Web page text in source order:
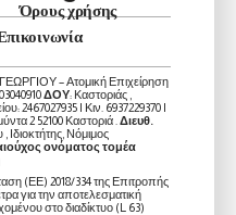
Όρους χρήσης
– Ατομική Επιχείρηση
ΔΟΥ: Καστοριάς ,
2467027935 | Κιν. 6937229370 |
2 52100 Καστοριά . Διευθ.
Νόμιμος
ονόματος τομέα
(ΕΕ) 2018/334 της Επιτροπής
για την αποτελεσματική
στο διαδίκτυο (L 63)